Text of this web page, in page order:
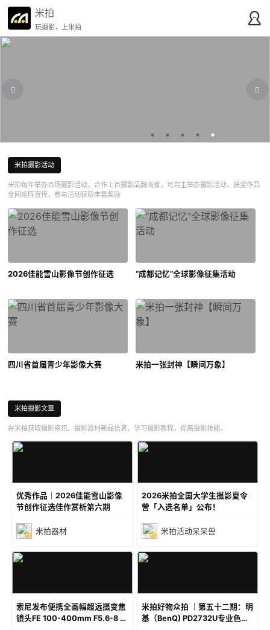
米拍
玩摄影，上米拍
米拍摄影活动
米拍每年举办百场摄影活动，合作上百摄影品牌商家，可自主举办摄影活动，获奖作品
全网矩阵宣传，参与活动获取丰富奖励
2026佳能雪山影像节创作征选 “成都记忆”全球影像征集活动
四川省首届青少年影像大赛 米拍一张封神【瞬间万象】
米拍摄影文章
在米拍获取摄影资讯、摄影器材新品信息，学习摄影教程，提高摄影技能。
优秀作品｜2026佳能雪山影像
节创作征选佳作赏析第六期
米拍器材
2026米拍全国大学生摄影夏令
营「入选名单」公布！
米拍活动呆呆兽
索尼发布便携全画幅超远摄变焦
镜头FE 100-400mm F5.6-8
米拍好物众拍 ｜第五十二期：明
基（BenQ) PD2732U专业色准